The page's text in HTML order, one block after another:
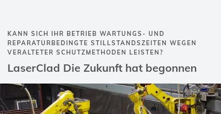
KANN SICH IHR BETRIEB WARTUNGS- UND
REPARATURBEDINGTE STILLSTANDSZEITEN WEGEN
VERALTETER SCHUTZMETHODEN LEISTEN?
LaserClad Die Zukunft hat begonnen